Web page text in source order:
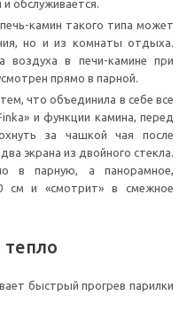
обслуживается.
камин такого типа может
но и из комнаты отдыха.
воздуха в печи-камине при
прямо в парной.
что объединила в себе все
и функции камина, перед
за чашкой чая после
экрана из двойного стекла.
в парную, а панорамное,
см и «смотрит» в смежное
быстрый прогрев парилки